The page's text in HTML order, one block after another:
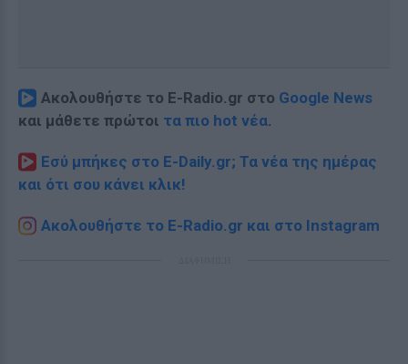
Ακολουθήστε το E-Radio.gr στο Google News
και μάθετε πρώτοι τα πιο hot νέα.
Εσύ μπήκες στο E-Daily.gr; Τα νέα της ημέρας
και ότι σου κάνει κλικ!
Ακολουθήστε το E-Radio.gr και στο Instagram